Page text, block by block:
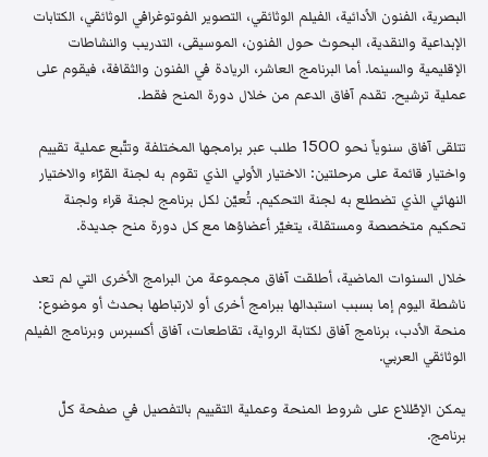
البصرية، الفنون الأدائية، الفيلم الوثائقي، التصوير الفوتوغرافي الوثائقي، الكتابات
الإبداعية والنقدية، البحوث حول الفنون، الموسيقى، التدريب والنشاطات
الإقليمية والسينما. أما البرنامج العاشر، الريادة في الفنون والثقافة، فيقوم على
عملية ترشيح. تقدم آفاق الدعم من خلال دورة المنح فقط.
تتلقى آفاق سنوياً نحو 1500 طلب عبر برامجها المختلفة وتتّبع عملية تقييم
واختيار قائمة على مرحلتين: الاختيار الأولي الذي تقوم به لجنة القرّاء والاختيار
النهائي الذي تضطلع به لجنة التحكيم. تُعيّن لكل برنامج لجنة قراء ولجنة
تحكيم متخصصة ومستقلة، يتغيّر أعضاؤها مع كل دورة منح جديدة.
خلال السنوات الماضية، أطلقت آفاق مجموعة من البرامج الأخرى التي لم تعد
ناشطة اليوم إما بسبب استبدالها ببرامج أخرى أو لارتباطها بحدث أو موضوع:
منحة الأدب، برنامج آفاق لكتابة الرواية، تقاطعات، آفاق أكسبرس وبرنامج الفيلم
الوثائقي العربي.
يمكن الإطّلاع على شروط المنحة وعملية التقييم بالتفصيل في صفحة كلّ
برنامج.